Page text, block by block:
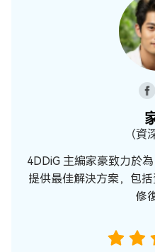
（資
4DDiG 主編家豪致力於
提供最佳解決方案，包
修